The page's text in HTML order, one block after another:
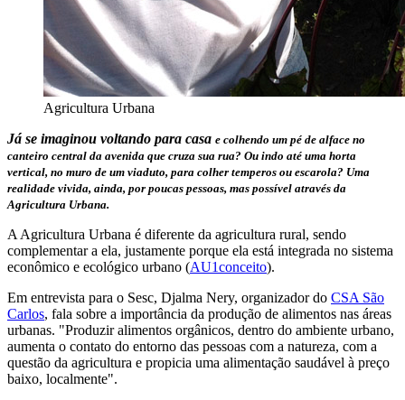
Agricultura Urbana
Já se imaginou voltando para casa e colhendo um pé de alface no
canteiro central da avenida que cruza sua rua? Ou indo até uma horta
vertical, no muro de um viaduto, para colher temperos ou escarola? Uma
realidade vivida, ainda, por poucas pessoas, mas possível através da
Agricultura Urbana.
A Agricultura Urbana é diferente da agricultura rural, sendo
complementar a ela, justamente porque ela está integrada no sistema
econômico e ecológico urbano (AU1conceito).
Em entrevista para o Sesc, Djalma Nery, organizador do CSA São
Carlos, fala sobre a importância da produção de alimentos nas áreas
urbanas. "Produzir alimentos orgânicos, dentro do ambiente urbano,
aumenta o contato do entorno das pessoas com a natureza, com a
questão da agricultura e propicia uma alimentação saudável à preço
baixo, localmente".